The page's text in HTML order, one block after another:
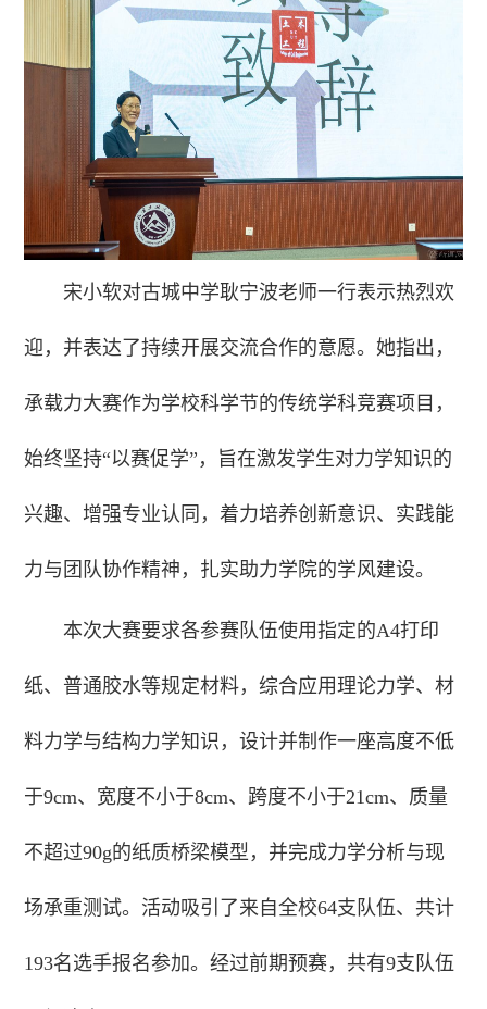
宋小软对古城中学耿宁波老师一行表示热烈欢
迎，并表达了持续开展交流合作的意愿。她指出，
承载力大赛作为学校科学节的传统学科竞赛项目，
始终坚持“以赛促学”，旨在激发学生对力学知识的
兴趣、增强专业认同，着力培养创新意识、实践能
力与团队协作精神，扎实助力学院的学风建设。
本次大赛要求各参赛队伍使用指定的A4打印
纸、普通胶水等规定材料，综合应用理论力学、材
料力学与结构力学知识，设计并制作一座高度不低
于9cm、宽度不小于8cm、跨度不小于21cm、质量
不超过90g的纸质桥梁模型，并完成力学分析与现
场承重测试。活动吸引了来自全校64支队伍、共计
193名选手报名参加。经过前期预赛，共有9支队伍